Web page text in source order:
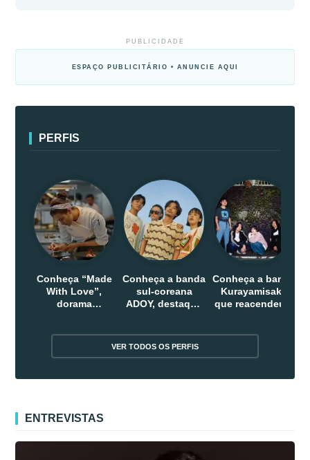
PUBLICIDADE
ESPAÇO PUBLICITÁRIO • ANUNCIE AQUI
PERFIS
Conheça “Made
With Love”,
dorama
Conheça a banda
sul-coreana
ADOY, destaque
Conheça a banda
Kurayamisaka
que reacendeu o
VER TODOS OS PERFIS
ENTREVISTAS